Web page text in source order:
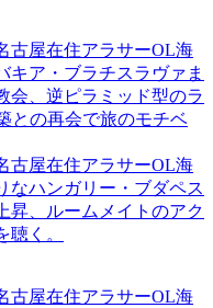
古屋在住アラサーOL海
キア・ブラチスラヴァま
会、逆ピラミッド型のラ
との再会で旅のモチベ
古屋在住アラサーOL海
なハンガリー・ブダペス
昇、ルームメイトのアク
く。
古屋在住アラサーOL海